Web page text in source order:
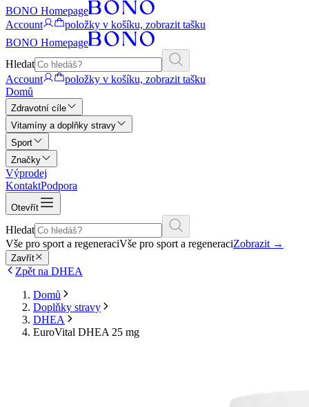
BONO Homepage
Account
položky v košíku, zobrazit tašku
BONO Homepage
Hledat
Account
položky v košíku, zobrazit tašku
Domů
Zdravotní cíle
Vitamíny a doplňky stravy
Sport
Značky
Výprodej
KontaktPodpora
Otevřít
Hledat
Vše pro sport a regeneraciVše pro sport a regeneraciZobrazit →
Zavřít
Zpět na DHEA
Domů
Doplňky stravy
DHEA
EuroVital DHEA 25 mg